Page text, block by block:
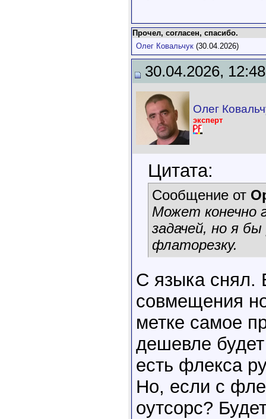
Прочел, согласен, спасибо.
Олег Ковальчук (30.04.2026)
30.04.2026, 12:48
Олег
эксперт
Цитата:
Сообщение от
Может конечно
задачей, но я
флаторезку.
С языка снял.
совмещения
метке самое
дешевле
есть флекса
Но, если с
оутсорс?